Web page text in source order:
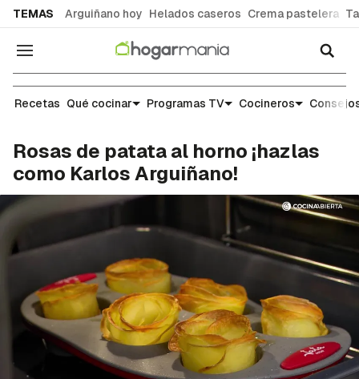
TEMAS Arguiñano hoy Helados caseros Crema pastelera
Navegación
Recetas
Recetas Qué cocinar Programas TV Cocineros
Rosas de patata al horno ¡hazlas
como Karlos Arguiñano!